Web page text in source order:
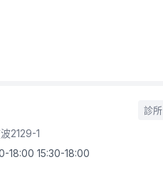
診所
2129-1
18:00 15:30-18:00